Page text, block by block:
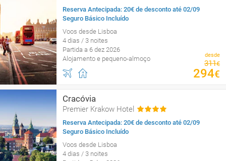
Reserva Antecipada: 20€ de desconto até 02/09
Seguro Básico Incluído
Voos desde Lisboa
4 dias / 3 noites
Partida a 6 dez 2026
Alojamento e pequeno-almoço
desde
311€
294€
Cracóvia
Premier Krakow Hotel
Reserva Antecipada: 20€ de desconto até 02/09
Seguro Básico Incluído
Voos desde Lisboa
4 dias / 3 noites